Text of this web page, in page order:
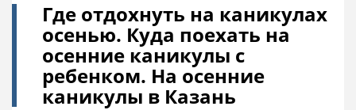
Где отдохнуть на каникулах
осенью. Куда поехать на
осенние каникулы с
ребенком. На осенние
каникулы в Казань